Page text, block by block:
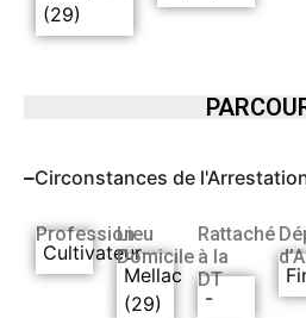
(29)
Circonstances de
Profession
Cultivateur
Lieu
Domicile
Mellac
(29)
Rattaché
à la
DT
-